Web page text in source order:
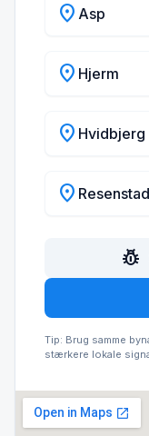
location_on Asp
location_on Hjerm
location_on Hvidbjerg
location_on Resenstad
pest_control
Tip: Brug samme
stærkere lokale